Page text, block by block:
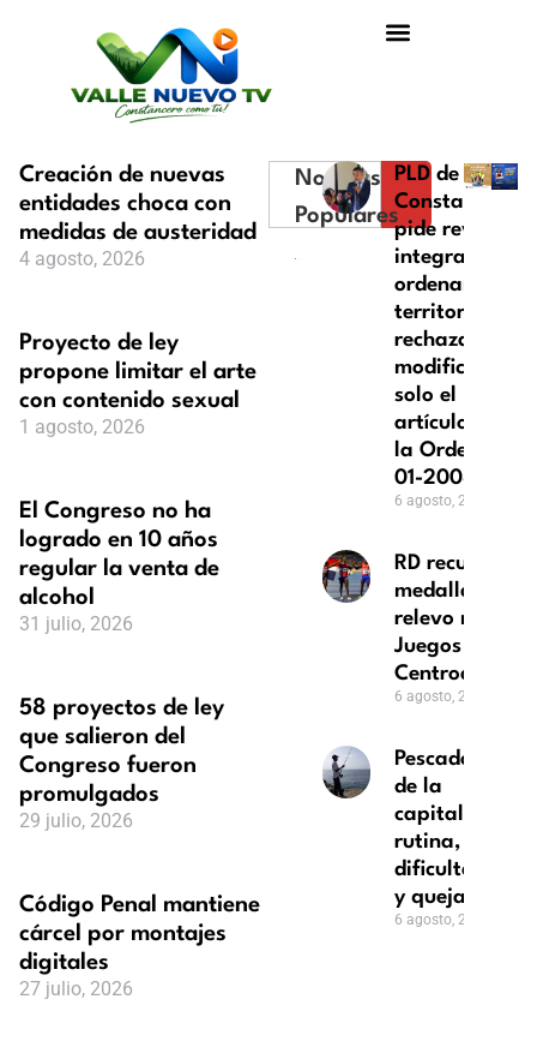
Creación de nuevas
entidades choca con
medidas de austeridad
4 agosto, 2026
Proyecto de ley
propone limitar el arte
con contenido sexual
1 agosto, 2026
El Congreso no ha
logrado en 10 años
regular la venta de
alcohol
31 julio, 2026
58 proyectos de ley
que salieron del
Congreso fueron
promulgados
29 julio, 2026
Código Penal mantiene
cárcel por montajes
digitales
27 julio, 2026
Noticias
Populares
PLD de
Constanza
pide revisión
integral del
ordenamiento
territorial y
rechaza
modificar
solo el
artículo 43 de
la Ordenanza
01-2008
6 agosto, 2026
RD recupera
medalla de
relevo mixto
Juegos
6 agosto, 2026
Pescadores
de la
capital: su
rutina,
dificultades
y quejas
6 agosto, 2026